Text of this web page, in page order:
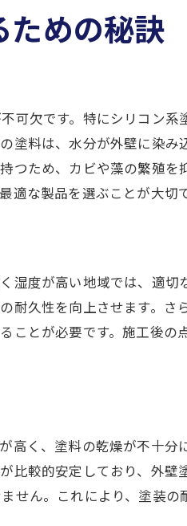
選び方
構築
を考慮した対策
クポイント
法
ための秘訣
可欠です。特にシリコン系
塗料は、水分が外壁に染み
つため、カビや藻の繁殖を
な製品を選ぶことが大切で
湿度が高い地域では、適切
久性を向上させます。さ
とが必要です。施工後の
く、塗料の乾燥が不十分
較的安定しており、外壁
せん。これにより、塗装の